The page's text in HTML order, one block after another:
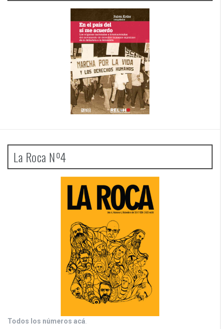
La Roca Nº4
Todos los números acá.